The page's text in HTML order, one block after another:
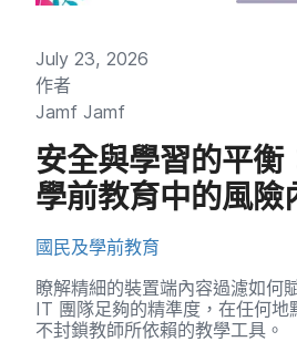
July 23, 2026
作​者
Jamf Jamf
安全​與​學習​的​平衡
學前​教育​中​的​風險​
國民​及​學前​教育
瞭解​精細​的​裝置​端​內容​過濾如何​
IT 團隊​足夠​的​精準度，​在​任何​地
不封鎖​教師​所​依賴​的​教學​工具。